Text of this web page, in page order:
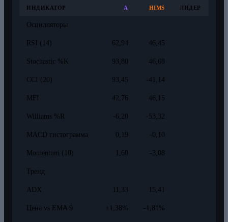
ИНДИКАТОР A HIMS ЛИДЕР
Осцилляторы
RSI (14) 62,94 46,45
Stochastic %K 93,80 46,68
CCI (20) 93,45 -41,14
MFI 42,76 46,15
Williams %R -6,20 -53,32
MACD гистограмма 0,19 -0,10
Momentum (10) 1,60 -3,08
Тренд
ADX 11,33 15,41
Цена vs EMA 9 +1,38% -1,81%